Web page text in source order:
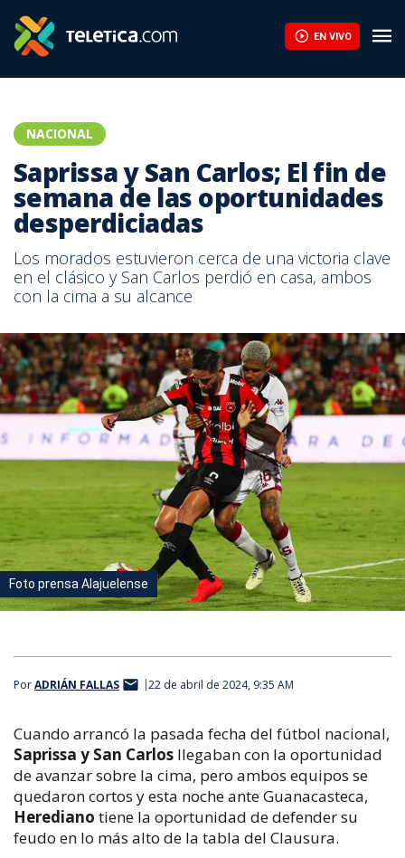
EN VIVO
NACIONAL
Saprissa y San Carlos; El fin de
semana de las oportunidades
desperdiciadas
Los morados estuvieron cerca de una victoria clave
en el clásico y San Carlos perdió en casa, ambos
con la cima a su alcance
Foto prensa Alajuelense
PorADRIÁN FALLAS 22 de abril de 2024, 9:35 AM
Cuando arrancó la pasada fecha del fútbol nacional,
Saprissa y San Carlos llegaban con la oportunidad
de avanzar sobre la cima, pero ambos equipos se
quedaron cortos y esta noche ante Guanacasteca,
Herediano tiene la oportunidad de defender su
feudo en lo más alto de la tabla del Clausura.